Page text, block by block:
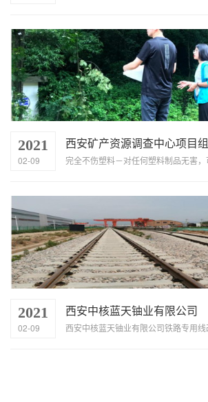
2021
02-09
西安矿产资源调查中心项目组
2021
02-09
西安中核蓝天铀业有限公司